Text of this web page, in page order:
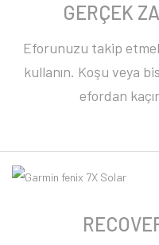
GERÇEK
Eforunuzu takip
kullanın. Koşu veya
efordan